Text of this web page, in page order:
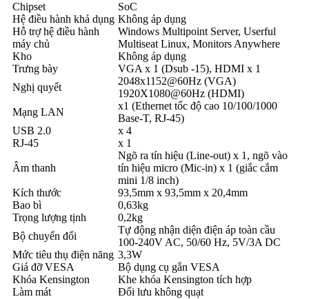
Chipset
SoC
Hệ điều hành khả dụng Không áp dụng
Hỗ trợ hệ điều hành
máy chủ
Windows Multipoint Server, Userful
Multiseat Linux, Monitors Anywhere
Kho
Không áp dụng
Trưng bày
VGA x 1 (Dsub -15), HDMI x 1
Nghị quyết
2048x1152@60Hz (VGA)
1920X1080@60Hz (HDMI)
Mạng LAN
x1 (Ethernet tốc độ cao 10/100/1000
Base-T, RJ-45)
USB 2.0
x 4
RJ-45
x 1
Âm thanh
Ngõ ra tín hiệu (Line-out) x 1, ngõ vào
tín hiệu micro (Mic-in) x 1 (giắc cắm
mini 1/8 inch)
Kích thước
93,5mm x 93,5mm x 20,4mm
Bao bì
0,63kg
Trọng lượng tịnh
0,2kg
Bộ chuyển đổi
Tự động nhận diện điện áp toàn cầu
100-240V AC, 50/60 Hz, 5V/3A DC
Mức tiêu thụ điện năng 3,3W
Giá đỡ VESA
Bộ dụng cụ gắn VESA
Khóa Kensington
Khe khóa Kensington tích hợp
Làm mát
Đối lưu không quạt